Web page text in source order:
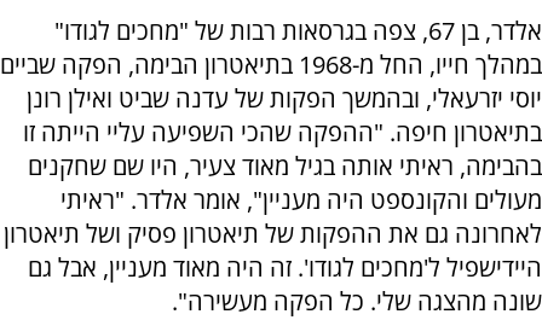
אלדר, בן 67, צפה בגרסאות רבות של "מחכים לגודו"
במהלך חייו, החל מ-1968 בתיאטרון הבימה, הפקה שביים
יוסי יזרעאלי, ובהמשך הפקות של עדנה שביט ואילן רונן
בתיאטרון חיפה. "ההפקה שהכי השפיעה עליי הייתה זו
בהבימה, ראיתי אותה בגיל מאוד צעיר, היו שם שחקנים
מעולים והקונספט היה מעניין", אומר אלדר. "ראיתי
לאחרונה גם את ההפקות של תיאטרון פסיק ושל תיאטרון
היידישפיל ל'מחכים לגודו'. זה היה מאוד מעניין, אבל גם
שונה מהצגה שלי. כל הפקה מעשירה".